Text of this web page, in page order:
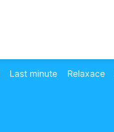
Last minute Relaxace